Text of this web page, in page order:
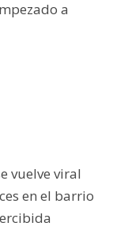
a
vuelve viral
en el barrio